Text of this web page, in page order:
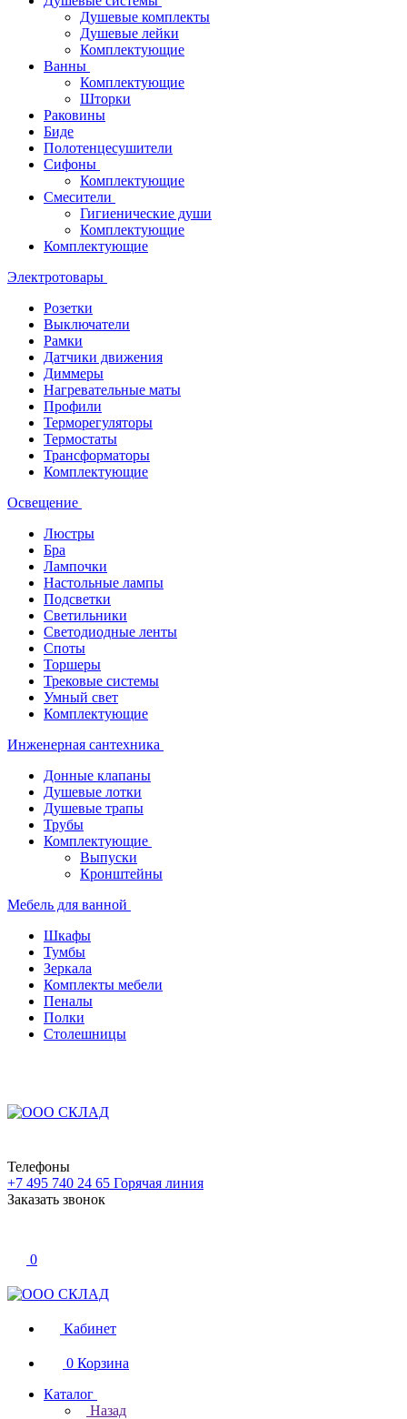
Душевые комплекты
Душевые лейки
Комплектующие
Ванны
Комплектующие
Шторки
Раковины
Биде
Полотенцесушители
Сифоны
Комплектующие
Смесители
Гигиенические души
Комплектующие
Комплектующие
Электротовары
Розетки
Выключатели
Рамки
Датчики движения
Диммеры
Нагревательные маты
Профили
Терморегуляторы
Термостаты
Трансформаторы
Комплектующие
Освещение
Люстры
Бра
Лампочки
Настольные лампы
Подсветки
Светильники
Светодиодные ленты
Споты
Торшеры
Трековые системы
Умный свет
Комплектующие
Инженерная сантехника
Донные клапаны
Душевые лотки
Душевые трапы
Трубы
Комплектующие
Выпуски
Кронштейны
Мебель для ванной
Шкафы
Тумбы
Зеркала
Комплекты мебели
Пеналы
Полки
Столешницы
Телефоны
+7 495 740 24 65 Горячая линия
Заказать звонок
0
Кабинет
0 Корзина
Каталог
Назад